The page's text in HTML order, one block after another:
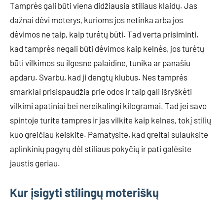
Tamprės gali būti viena didžiausia stiliaus klaidų. Jas
dažnai dėvi moterys, kurioms jos netinka arba jos
dėvimos ne taip, kaip turėtų būti. Tad verta prisiminti,
kad tamprės negali būti dėvimos kaip kelnės, jos turėtų
būti vilkimos su ilgesne palaidine, tunika ar panašiu
apdaru. Svarbu, kad ji dengtų klubus. Nes tamprės
smarkiai prisispaudžia prie odos ir taip gali išryškėti
vilkimi apatiniai bei nereikalingi kilogramai. Tad jei savo
spintoje turite tampres ir jas vilkite kaip kelnes, tokį stilių
kuo greičiau keiskite. Pamatysite, kad greitai sulauksite
aplinkinių pagyrų dėl stiliaus pokyčių ir pati galėsite
jaustis geriau.
Kur įsigyti stilingų moteriškų